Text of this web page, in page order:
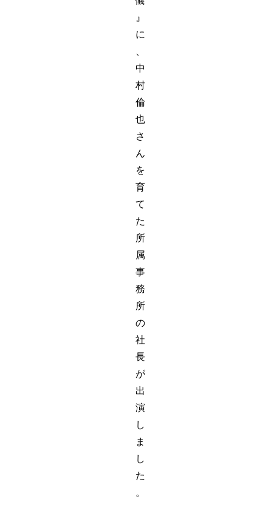
』
に
中
村
倫
也
さ
ん
を
育
て
た
所
属
事
務
所
の
社
長
が
出
演
し
ま
し
た
。